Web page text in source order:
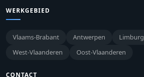
WERKGEBIED
Vlaams-Brabant Antwerpen
Limburg
West-Vlaanderen
Oost-Vlaanderen
CONTACT